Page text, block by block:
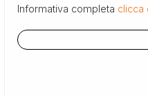
Informativa completa clicca